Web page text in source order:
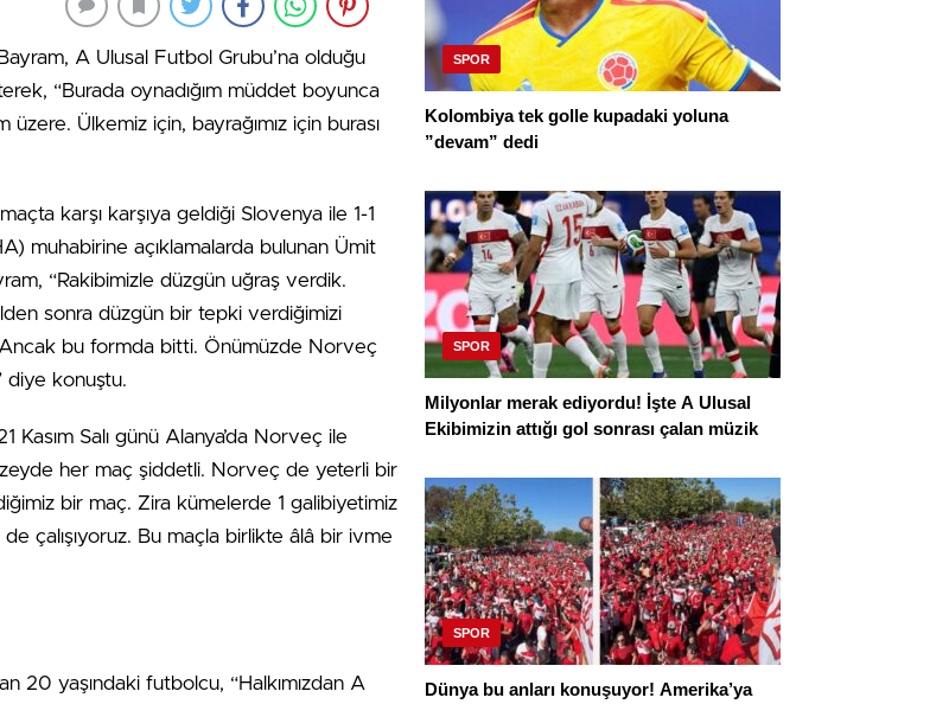
A Ulusal Futbol Grubu’na olduğu
“Burada oynadığım müddet boyunca
Ülkemiz için, bayrağımız için burası
karşı karşıya geldiği Slovenya ile 1-1
muhabirine açıklamalarda bulunan Ümit
“Rakibimizle düzgün uğraş verdik.
sonra düzgün bir tepki verdiğimizi
bu formda bitti. Önümüzde Norveç
diye konuştu.
Salı günü Alanya’da Norveç ile
her maç şiddetli. Norveç de yeterli bir
bir maç. Zira kümelerde 1 galibiyetimiz
çalışıyoruz. Bu maçla birlikte âlâ bir ivme
20 yaşındaki futbolcu, “Halkımızdan A
SPOR
Kolombiya tek golle kupadaki yoluna
”devam” dedi
SPOR
Milyonlar merak ediyordu! İşte A Ulusal
Ekibimizin attığı gol sonrası çalan müzik
SPOR
Dünya bu anları konuşuyor! Amerika’ya